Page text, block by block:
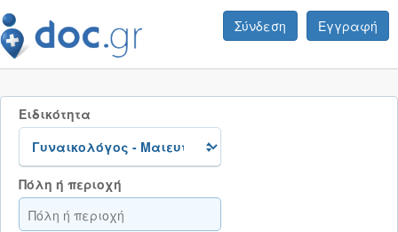
Σύνδεση Εγγραφή
Ειδικότητα
Πόλη ή περιοχή